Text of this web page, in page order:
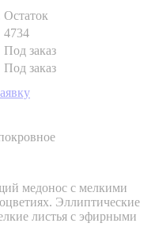
Остаток
4734
Под заказ
Под заказ
медонос с мелкими
Эллиптические
листья с эфирными